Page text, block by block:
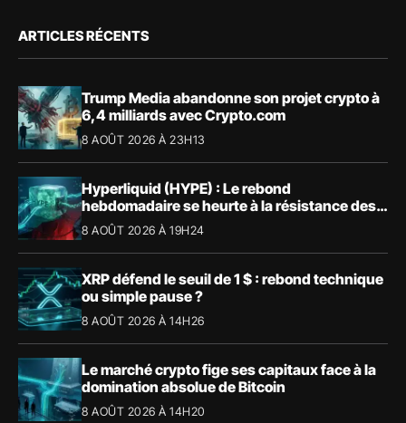
ARTICLES RÉCENTS
Trump Media abandonne son projet crypto à
6,4 milliards avec Crypto.com
8 AOÛT 2026 À 23H13
Hyperliquid (HYPE) : Le rebond
hebdomadaire se heurte à la résistance des
57,90 $
8 AOÛT 2026 À 19H24
XRP défend le seuil de 1 $ : rebond technique
ou simple pause ?
8 AOÛT 2026 À 14H26
Le marché crypto fige ses capitaux face à la
domination absolue de Bitcoin
8 AOÛT 2026 À 14H20